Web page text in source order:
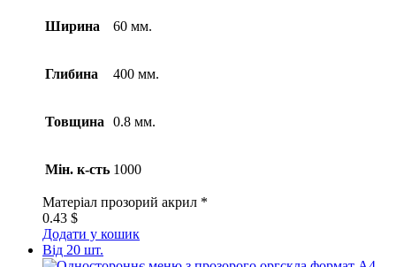
Ширина 60 мм.
Глибина 400 мм.
Товщина 0.8 мм.
Мін. к-сть 1000
Матеріал прозорий акрил *
0.43 $
Додати у кошик
Від 20 шт.